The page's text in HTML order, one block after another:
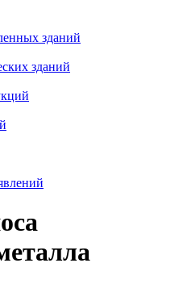
зданий
зданий